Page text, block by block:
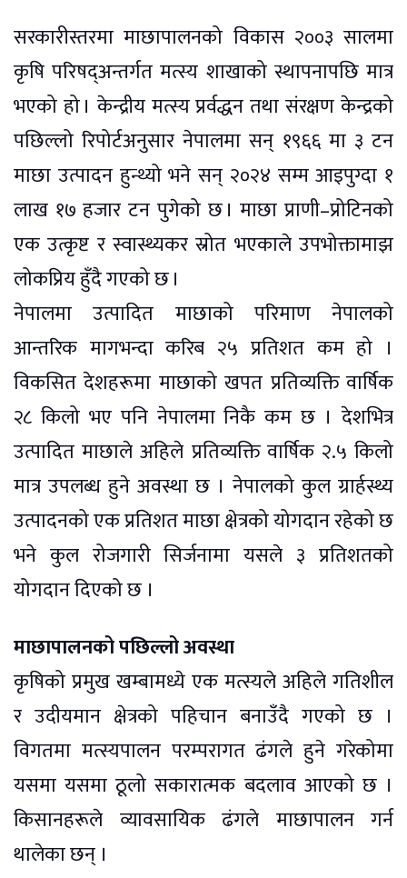
सरकारीस्तरमा माछापालनको विकास २००३ सालमा
कृषि परिषद्अन्तर्गत मत्स्य शाखाको स्थापनापछि मात्र
भएको हो । केन्द्रीय मत्स्य प्रर्वद्धन तथा संरक्षण केन्द्रको
पछिल्लो रिपोर्टअनुसार नेपालमा सन् १९६६ मा ३ टन
माछा उत्पादन हुन्थ्यो भने सन् २०२४ सम्म आइपुग्दा १
लाख १७ हजार टन पुगेको छ । माछा प्राणी–प्रोटिनको
एक उत्कृष्ट र स्वास्थ्यकर स्रोत भएकाले उपभोक्तामाझ
लोकप्रिय हुँदै गएको छ ।
नेपालमा उत्पादित माछाको परिमाण नेपालको
आन्तरिक मागभन्दा करिब २५ प्रतिशत कम हो ।
विकसित देशहरूमा माछाको खपत प्रतिव्यक्ति वार्षिक
२८ किलो भए पनि नेपालमा निकै कम छ । देशभित्र
उत्पादित माछाले अहिले प्रतिव्यक्ति वार्षिक २.५ किलो
मात्र उपलब्ध हुने अवस्था छ । नेपालको कुल ग्रार्हस्थ्य
उत्पादनको एक प्रतिशत माछा क्षेत्रको योगदान रहेको छ
भने कुल रोजगारी सिर्जनामा यसले ३ प्रतिशतको
योगदान दिएको छ ।
माछापालनको पछिल्लो अवस्था
कृषिको प्रमुख खम्बामध्ये एक मत्स्यले अहिले गतिशील
र उदीयमान क्षेत्रको पहिचान बनाउँदै गएको छ ।
विगतमा मत्स्यपालन परम्परागत ढंगले हुने गरेकोमा
यसमा यसमा ठूलो सकारात्मक बदलाव आएको छ ।
किसानहरूले व्यावसायिक ढंगले माछापालन गर्न
थालेका छन् ।